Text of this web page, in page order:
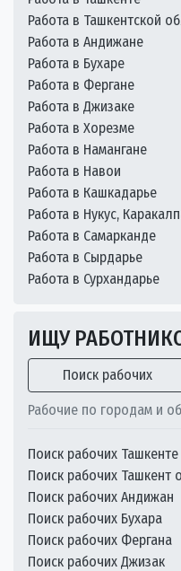
Работа в Ташкентской
Работа в Андижане
Работа в Бухаре
Работа в Фергане
Работа в Джизаке
Работа в Хорезме
Работа в Намангане
Работа в Навои
Работа в Кашкадарье
Работа в Нукус,
Работа в Самарканде
Работа в Сырдарье
Работа в Сурхандарье
ИЩУ
Поиск рабочих
Рабочие по городам и
Поиск рабочих Ташкенте
Поиск рабочих Ташкент
Поиск рабочих Андижан
Поиск рабочих Бухара
Поиск рабочих Фергана
Поиск рабочих Джизак